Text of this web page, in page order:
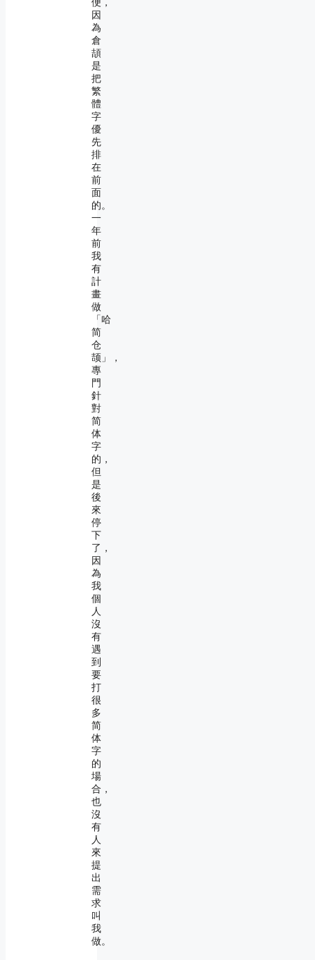
便，
因
為
倉
頡
是
把
繁
體
字
優
先
排
在
前
面
的。
一
年
前
我
有
計
畫
做
「哈
简
仓
颉」，
專
門
針
對
简
体
字
的，
但
是
後
來
停
下
了，
因
為
我
個
人
沒
有
遇
到
要
打
很
多
简
体
字
的
場
合，
也
沒
有
人
來
提
出
需
求
叫
我
做。